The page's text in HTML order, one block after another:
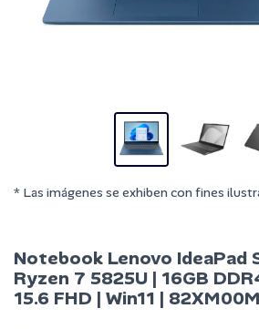
* Las imágenes se exhiben con fines
Notebook Lenovo IdeaPad
Ryzen 7 5825U | 16GB
15.6 FHD | Win11 |